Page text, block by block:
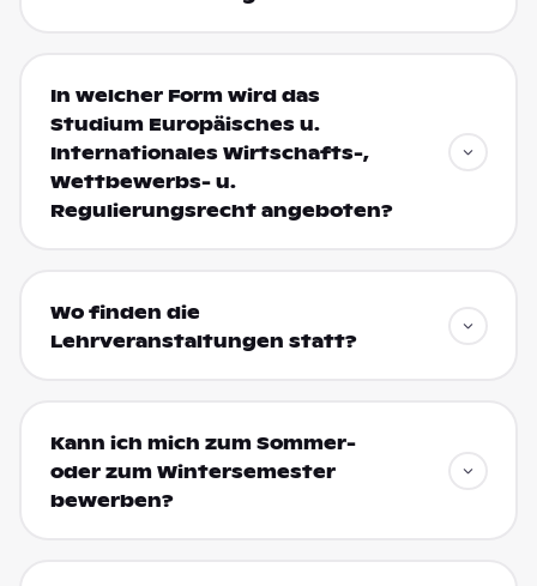
In welcher Form wird das
Studium Europäisches u.
Internationales Wirtschafts-,
Wettbewerbs- u.
Regulierungsrecht angeboten?
Wo finden die
Lehrveranstaltungen statt?
Kann ich mich zum Sommer-
oder zum Wintersemester
bewerben?